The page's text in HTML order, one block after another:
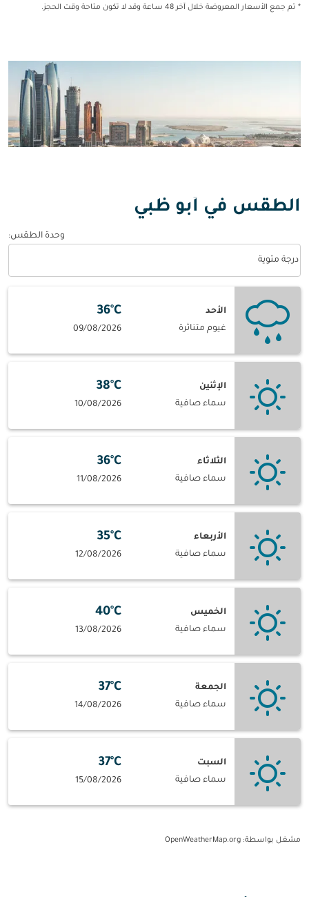
* تم جمع الأسعار المعروضة خلال آخر 48 ساعة وقد لا تكون متاحة وقت الحجز.
الطقس في أبو ظبي
وحدة الطقس:
درجة مئوية
الأحد
غيوم متناثرة
36°C
09/08/2026
الإثنين
سماء صافية
38°C
10/08/2026
الثلاثاء
سماء صافية
36°C
11/08/2026
الأربعاء
سماء صافية
35°C
12/08/2026
الخميس
سماء صافية
40°C
13/08/2026
الجمعة
سماء صافية
37°C
14/08/2026
السبت
سماء صافية
37°C
15/08/2026
مشغل بواسطة: OpenWeatherMap.org